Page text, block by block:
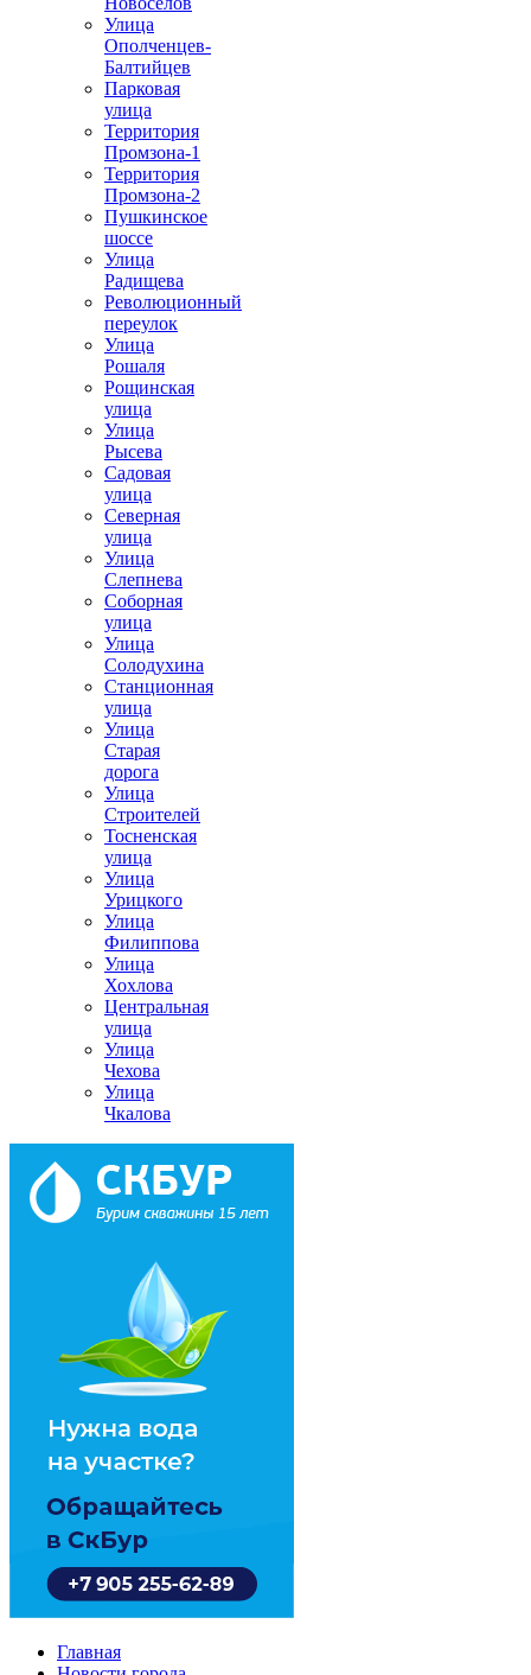
Улица
Ополченцев-
Балтийцев
Парковая
улица
Территория
Промзона-1
Территория
Промзона-2
Пушкинское
шоссе
Улица
Радищева
Революционный
переулок
Улица
Рошаля
Рощинская
улица
Улица
Рысева
Садовая
улица
Северная
улица
Улица
Слепнева
Соборная
улица
Улица
Солодухина
Станционная
улица
Улица
Старая
дорога
Улица
Строителей
Тосненская
улица
Улица
Урицкого
Улица
Филиппова
Улица
Хохлова
Центральная
улица
Улица
Чехова
Улица
Чкалова
Главная